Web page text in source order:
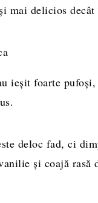
mai delicios
ieșit foarte pufoși,
deloc fad, ci
și coajă rasă